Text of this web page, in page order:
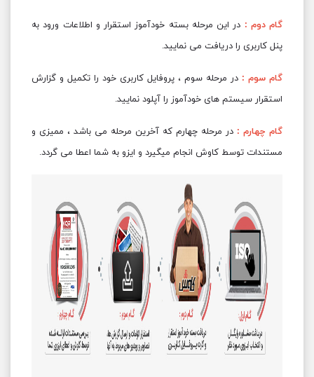
گام دوم : در این مرحله بسته خودآموز استقرار و اطلاعات ورود به
پنل کاربری را دریافت می نمایید.
گام سوم : در مرحله سوم ، پروفایل کاربری خود را تکمیل و گزارش
استقرار سیستم های خودآموز را آپلود نمایید.
گام چهارم : در مرحله چهارم که آخرین مرحله می باشد ، ممیزی و
مستندات توسط کاوش انجام میگیرد و ایزو به شما اعطا می گردد.